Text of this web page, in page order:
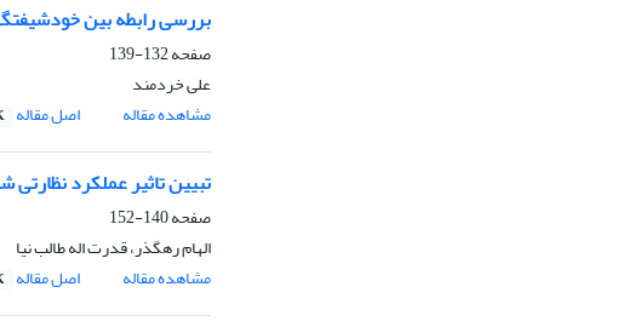
بررسی رابطه بین
صفحه132-139
علی خردمند
مشاهده مقاله
اصل مقاله
تبیین تاثیر عملکرد
صفحه140-152
الهام رهگذر، قدرت اله طالب نیا
مشاهده مقاله
اصل مقاله